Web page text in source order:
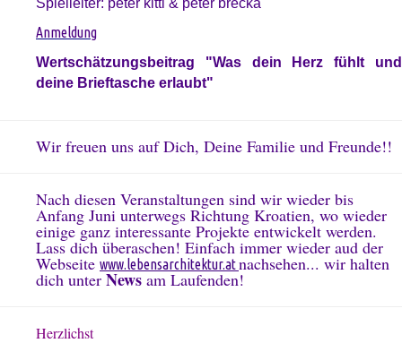
Spielleiter: peter kittl & peter brecka
Anmeldung
Wertschätzungsbeitrag "Was dein Herz fühlt und
deine Brieftasche erlaubt"
Wir freuen uns auf Dich, Deine Familie und Freunde!!
Nach diesen Veranstaltungen sind wir wieder bis
Anfang Juni unterwegs Richtung Kroatien, wo wieder
einige ganz interessante Projekte entwickelt werden.
Lass dich überaschen! Einfach immer wieder aud der
Webseite www.lebensarchitektur.atnachsehen... wir halten
dich unter News am Laufenden!
Herzlichst